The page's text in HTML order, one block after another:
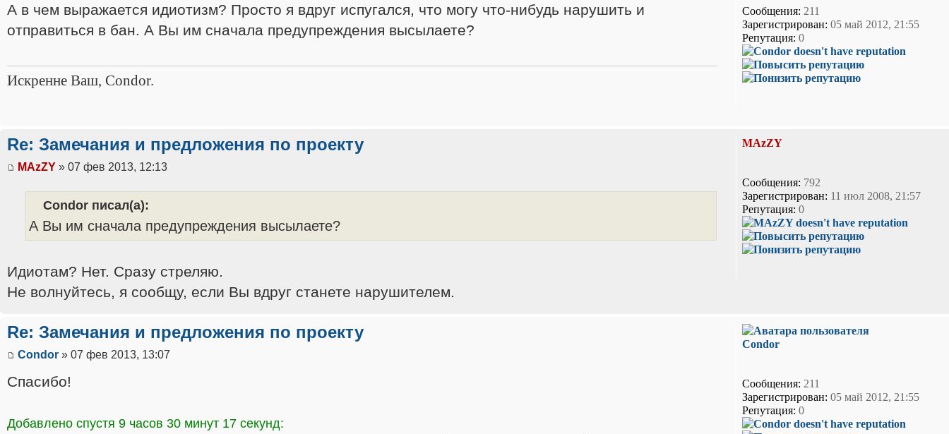
А в чем выражается идиотизм? Просто я вдруг испугался, что могу что-нибудь нарушить и
отправиться в бан. А Вы им сначала предупреждения высылаете?
Искренне Ваш, Condor.
Сообщения: 211
Зарегистрирован: 05 май 2012, 21:55
Репутация: 0
Re: Замечания и предложения по проекту
MAzZY » 07 фев 2013, 12:13
Condor писал(а):
А Вы им сначала предупреждения высылаете?
Идиотам? Нет. Сразу стреляю.
Не волнуйтесь, я сообщу, если Вы вдруг станете нарушителем.
MAzZY
Сообщения: 792
Зарегистрирован: 11 июл 2008, 21:57
Репутация: 0
Re: Замечания и предложения по проекту
Condor » 07 фев 2013, 13:07
Спасибо!
Добавлено спустя 9 часов 30 минут 17 секунд:
Condor
Сообщения: 211
Зарегистрирован: 05 май 2012, 21:55
Репутация: 0